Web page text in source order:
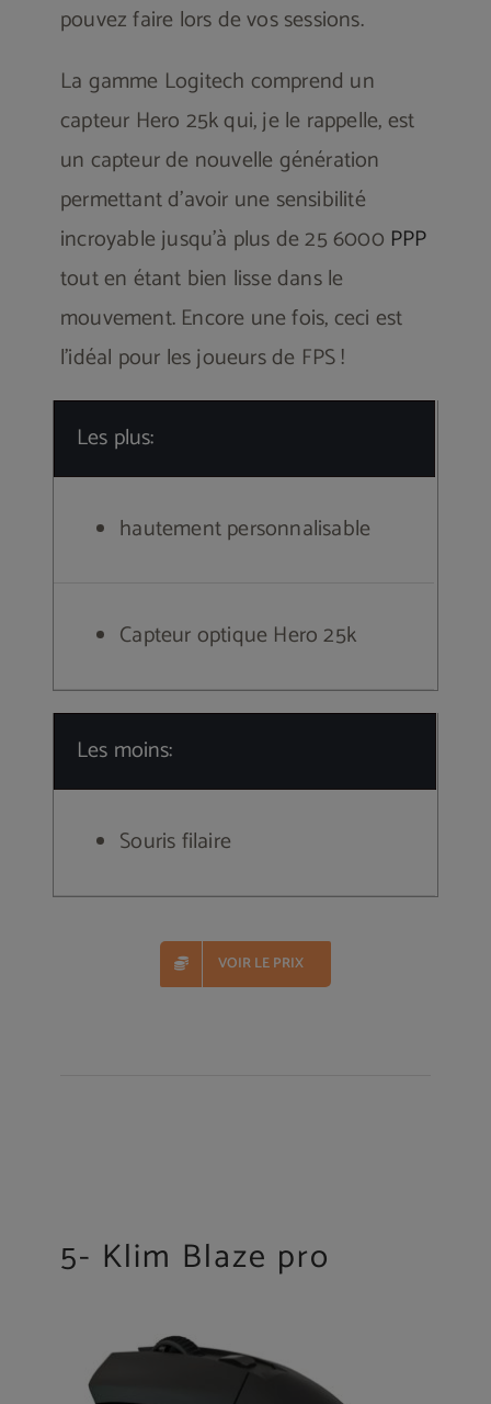
pouvez faire lors de vos sessions.
La gamme Logitech comprend un
capteur Hero 25k qui, je le rappelle, est
un capteur de nouvelle génération
permettant d’avoir une sensibilité
incroyable jusqu’à plus de 25 6000 PPP
tout en étant bien lisse dans le
mouvement. Encore une fois, ceci est
l’idéal pour les joueurs de FPS !
Les plus:
hautement personnalisable
Capteur optique Hero 25k
Les moins:
Souris filaire
VOIR LE PRIX
5- Klim Blaze pro